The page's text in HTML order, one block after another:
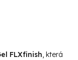
FLXfinish, která